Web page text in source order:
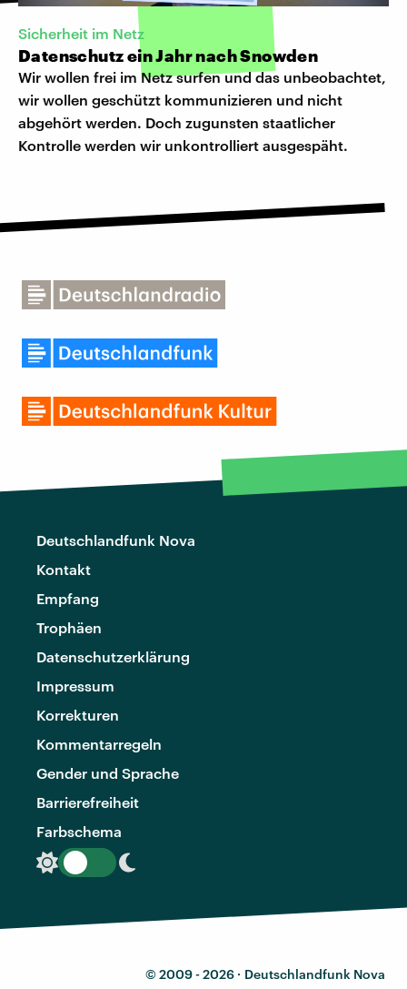
Sicherheit im Netz
Datenschutz ein Jahr nach Snowden
Wir wollen frei im Netz surfen und das unbeobachtet,
wir wollen geschützt kommunizieren und nicht
abgehört werden. Doch zugunsten staatlicher
Kontrolle werden wir unkontrolliert ausgespäht.
Deutschlandfunk Nova
Kontakt
Empfang
Trophäen
Datenschutzerklärung
Impressum
Korrekturen
Kommentarregeln
Gender und Sprache
Barrierefreiheit
Farbschema
© 2009 - 2026 · Deutschlandfunk Nova